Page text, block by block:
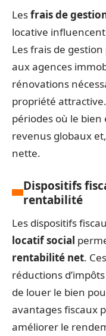
Lesfrais de
locative
Les frais de
aux agences
rénovations
propriété
périodes où le
revenus globaux
nette.
Dispositifs
rentabilité
Les dispositifs
locatif social
rentabilité net.
réductions
de louer le bien
avantages fiscaux
améliorer le